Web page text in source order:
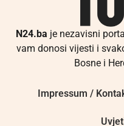
N24.ba je nezavisni
vam donosi vijesti i
Bosne i
Impressum /